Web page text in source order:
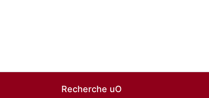
Recherche uO